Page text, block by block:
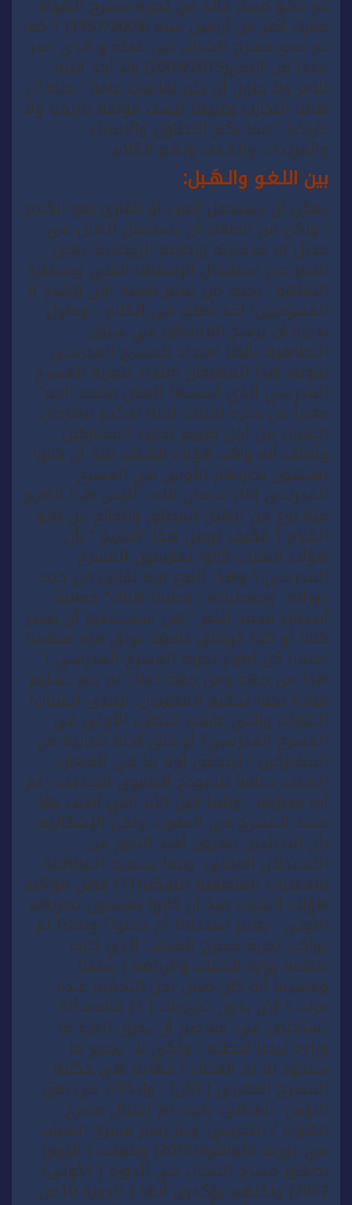
عمّرت أكثر من أربعين سنة (1957/2003) ؟ كما
تم محو مسرح الشباب في غفلة و الذي عمر
عقدا من الزمن(2004/2015) ولا أحد انتبه
للأمر ولا حاول أن يثير نقاشات عامة ؛ علما أن
هاته التجارب وغيرها ليست موثقة تاريخيا ولا
تأريخيا ؛ مما يكثر التطاول والافتراء
والمزيدات والكـذب ولـغـو الكلام ،
بين اللـغـو والـهَـبل:
يمكن أن يستحمل المرء أو القارئ لغو الكلام
؛ ولكن من الصعب أن يستحمل الهبل في
مجال له قدسيته ورحابته الروحانية؛ بغض
النظر عـن استفحال الإسفاف الفني وسيطرة
التفاهة ؛ بحيث من يعتبر نفسه الآن ((شيخ ))
المسرحيين؛ لقد أطنب في الكلام ، وحاول
بدوره أن يرسخ اللامنطق في سياق
التظاهرة؛ بأنها امتداد للمسرح المدرسي
بقوله: هذا المهرجان امتداد لتجربة المسرح
المدرسي الذي أسسها الفنان محمد الجم”
معبراً عن فخره لقيادة لجنة تحكيم مهرجان
الشباب من أجل تقييم تجارب المشاركين …
وأضاف أنه واكب هؤلاء الشباب منذ أن كانوا
يعيشون تجاربهم الأولى في المسرح
المدرسي (10) سبحان الله . أليس هذا الطرح
فيه نوع من الهبل المطلق والجانح عن لغـو
الكلام ؟ فكيف توصل هذا “الشيخ ” بأن
هؤلاء الشباب كانوا يمارسون المسرح
المدرسي ؟ وهذا النوع فيه نقاش من حيث
دوراته ومعطياته ؛ فطبعا هناك” جمعية
أصدقاء محمد الجم ” هل ستستطيع أن تصدر
كتابا أو كتبا كوثائق دامغة توثق فيه منهجيا
/علميا كل أطوار تجربة المسرح المدرسي ؟
هذا من جهة ومن جهة لماذا لم يتم تسليم
قيادة لجنة تحكيم المهرجان؛ لإحدى الشباب/
الشابات والتي عاشت التجارب الأولى في
المسرح المدرسي؟ أو خلق لجنة شبابية من
المشاركين ؛ ليتحقق أولا ما في الشعار≤
الشباب دعامة للنموذج التنموي الجـديد≥ رغم
أنه مجازفة . وثانيا قتل الأنا التي أصيب بها
جسد المسرح في المغرب. ولكن الإشكالية:
بأن البدائيين ينفرون أشد النفور من
الاستدلال العقلي، ومما يسميه المناطقة
بالعمليات المنطقية للتفكير(11) فهل مواكبة
هؤلاء الشباب منذ أن كانوا يعيشون تجاربهم
الأولى ؛ يعتبر استدلالا أم حشوا؟ ولماذا لم
يواكب تجربة مسرح الشباب؛ الذي كانت
تنظمه وزارة الشباب والرياضة ( سلفا)
ولاسيما أنه كان ضمن لجن التحكيم عـدة
مرات ؟ إذن بدون تخريجات ( ! ) فالمسألة
تستخلص في: فلا ضير أن يحرق المرء ما
وراءه ليحيا لحظته ، ولكي لا يضيع ما
ستجود به يد العطاء ! فهاته هي حكاية
المسرح المغربي ( الآن) ؛ وإدخاله في نفق
البؤس المطلق. بحيث تم اغتيال مسرح
الهواة / التجريبي؛ وتم إقبار مسرح الشباب
في دورته (العاشرة/2015) ونتعجب ( اليوم)
بظهور مسرح الشباب في الدورة ( الأولى/
2022) ولكنهم يؤكدون أنها ( الدورة 10من